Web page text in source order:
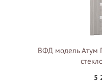
ВФД модель Атум
5